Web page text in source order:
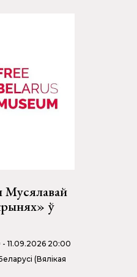
Мусялавай
ў
11.09.2026 20:00
(Вялікая